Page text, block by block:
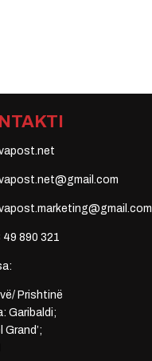
49 890 321
Prishtinë
Garibaldi;
Grand’;